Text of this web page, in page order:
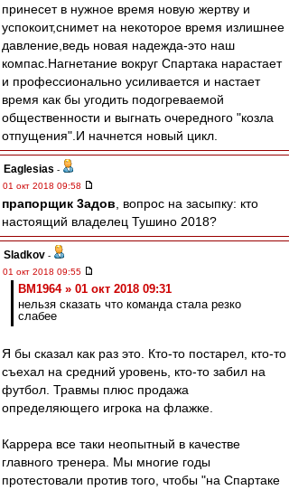
принесет в нужное время новую жертву и
успокоит,снимет на некоторое время излишнее
давление,ведь новая надежда-это наш
компас.Нагнетание вокруг Спартака нарастает
и профессионально усиливается и настает
время как бы угодить подогреваемой
общественности и выгнать очередного "козла
отпущения".И начнется новый цикл.
Eaglesias -
01 окт 2018 09:58
прапорщик 3адoв , вопрос на засыпку: кто
настоящий владелец Тушино 2018?
Sladkov -
01 окт 2018 09:55
BM1964 » 01 окт 2018 09:31
нельзя сказать что команда стала резко
слабее
Я бы сказал как раз это. Кто-то постарел, кто-то
съехал на средний уровень, кто-то забил на
футбол. Травмы плюс продажа
определяющего игрока на флажке.
Каррера все таки неопытный в качестве
главного тренера. Мы многие годы
протестовали против того, чтобы "на Спартаке